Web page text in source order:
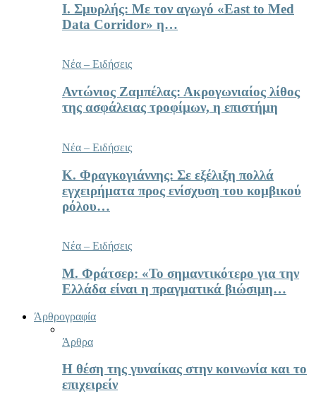
Ι. Σμυρλής: Με τον αγωγό «East to Med
Data Corridor» η…
Νέα – Ειδήσεις
Αντώνιος Ζαμπέλας: Ακρογωνιαίος λίθος
της ασφάλειας τροφίμων, η επιστήμη
Νέα – Ειδήσεις
Κ. Φραγκογιάννης: Σε εξέλιξη πολλά
εγχειρήματα προς ενίσχυση του κομβικού
ρόλου…
Νέα – Ειδήσεις
Μ. Φράτσερ: «Το σημαντικότερο για την
Ελλάδα είναι η πραγματικά βιώσιμη…
Άρθρογραφία
Άρθρα
Η θέση της γυναίκας στην κοινωνία και το
επιχειρείν